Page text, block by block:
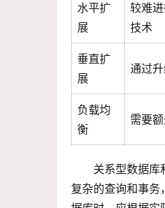
水平扩
展
较难
技术
垂直扩
展
通过
负载均
衡
需要
关系型数据库
复杂的查询和事